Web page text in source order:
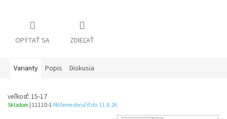
OPÝTAŤ SA ZDIEĽAŤ
Varianty Popis Diskusia
veľkosť: 15-17
Skladom | 1111D-1 Môžeme doručiť do: 11.8.26